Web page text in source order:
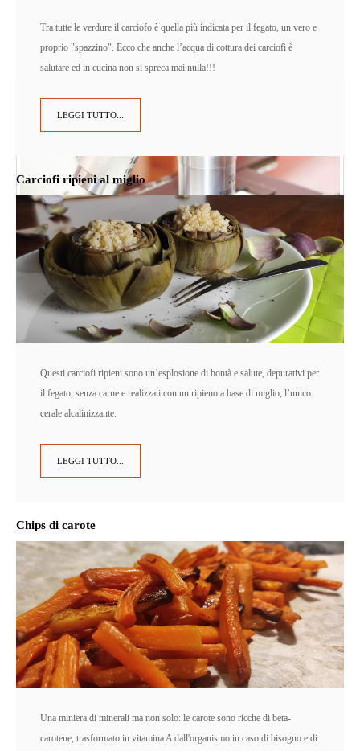
Tra tutte le verdure il carciofo è quella più indicata per il fegato, un vero e
proprio "spazzino". Ecco che anche l’acqua di cottura dei carciofi è
salutare ed in cucina non si spreca mai nulla!!!
LEGGI TUTTO...
Carciofi ripieni al miglio
Questi carciofi ripieni sono un’esplosione di bontà e salute, depurativi per
il fegato, senza carne e realizzati con un ripieno a base di miglio, l’unico
cerale alcalinizzante.
LEGGI TUTTO...
Chips di carote
Una miniera di minerali ma non solo: le carote sono ricche di beta-
carotene, trasformato in vitamina A dall'organismo in caso di bisogno e di